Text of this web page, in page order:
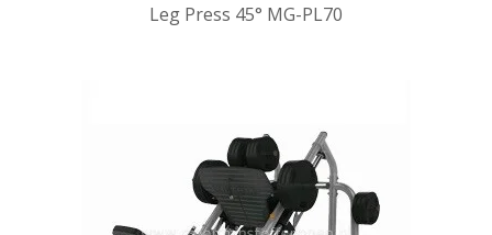
Leg Press 45° MG-PL70